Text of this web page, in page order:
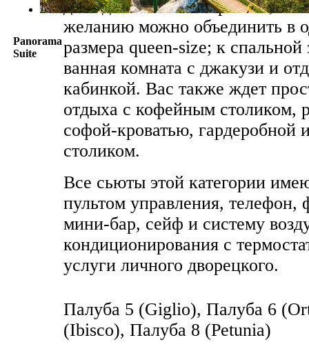
Panorama
Suite
две односпальных кровати,
желанию можно объединить в
размера queen-size; к
ванная комната с джакузи и
кабинкой. Вас также ждет
отдыха с кофейным столиком,
софой-кроватью, гардеробной
столиком.
Все сьюты этой категории
пультом управления, телефон,
мини-бар, сейф и систему
кондиционирования с
услуги личного дворецкого.
Палуба 5 (Giglio), Палуба 6
(Ibisco), Палуба 8 (Petunia)